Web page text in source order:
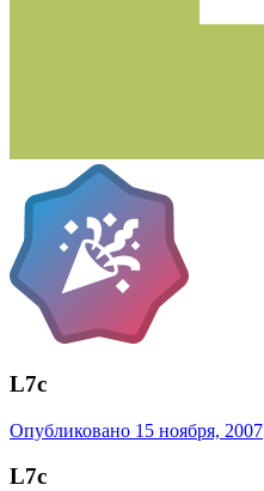
L7c
Опубликовано 15 ноября, 2007
L7c